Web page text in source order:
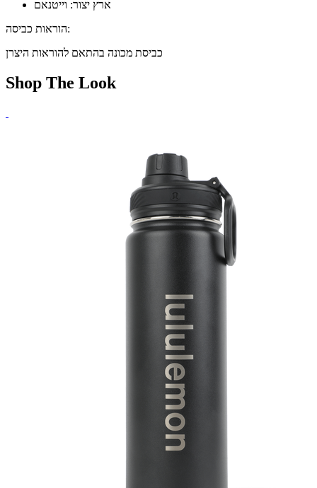
ארץ יצור: וייטנאם
הוראות כביסה:
כביסת מכונה בהתאם להוראות היצרן
Shop The Look